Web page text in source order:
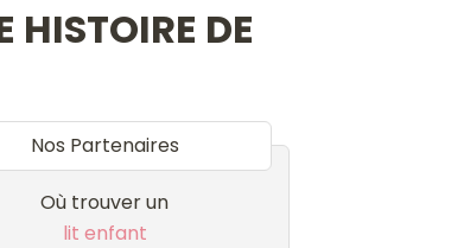
HISTOIRE DE
Nos Partenaires
Où trouver un
lit enfant